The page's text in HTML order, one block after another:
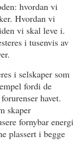
hvordan vi
Hvordan vi
vi skal leve i.
i tusenvis av
i selskaper som
fordi de
havet.
skaper
fornybar energi
plassert i begge